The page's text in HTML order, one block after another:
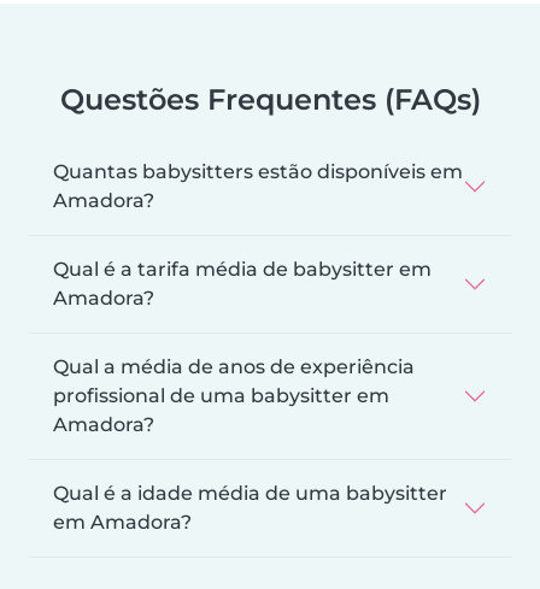
Questões Frequentes (FAQs)
Quantas babysitters estão disponíveis em
Amadora?
Qual é a tarifa média de babysitter em
Amadora?
Qual a média de anos de experiência
profissional de uma babysitter em
Amadora?
Qual é a idade média de uma babysitter
em Amadora?